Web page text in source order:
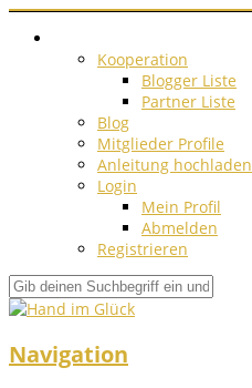
Kooperation
Blogger Liste
Partner Liste
Blog
Mitglieder Profile
Anleitung hochladen
Login
Mein Profil
Abmelden
Registrieren
Navigation